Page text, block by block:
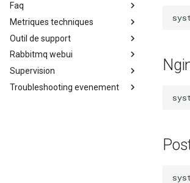
Faq
F.A.Q. : Canopsis est-il concerné
par la faille Log4j ? (CVE-2021-
45046)
Erreur de type
ShortStringTooLong
Metriques techniques
Métriques techniques
Outil de support
Outil de support
Pprof
Rabbitmq webui
Interface RabbitMQ
Supervision
Supervision de Canopsis
Troubleshooting evenement